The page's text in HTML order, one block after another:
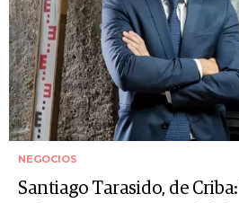
NEGOCIOS
Santiago Tarasido, de